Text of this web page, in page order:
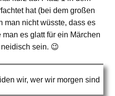
hat (bei dem großen
man nicht wüsste, dass es
es glatt für ein Märchen
sein. 😉
wir, wer wir morgen sind